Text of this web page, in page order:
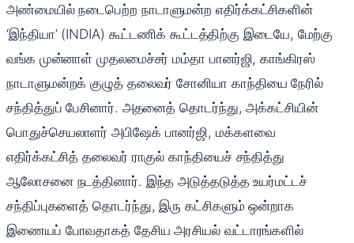
அண்மையில் நடைபெற்ற நாடாளுமன்ற எதிர்க்கட்சிகளின்
‘இந்தியா’ (INDIA) கூட்டணிக் கூட்டத்திற்கு இடையே, மேற்கு
வங்க முன்னாள் முதலமைச்சர் மம்தா பானர்ஜி, காங்கிரஸ்
நாடாளுமன்றக் குழுத் தலைவர் சோனியா காந்தியை நேரில்
சந்தித்துப் பேசினார். அதனைத் தொடர்ந்து, அக்கட்சியின்
பொதுச்செயலாளர் அபிஷேக் பானர்ஜி, மக்களவை
எதிர்க்கட்சித் தலைவர் ராகுல் காந்தியைச் சந்தித்து
ஆலோசனை நடத்தினார். இந்த அடுத்தடுத்த உயர்மட்டச்
சந்திப்புகளைத் தொடர்ந்து, இரு கட்சிகளும் ஒன்றாக
இணையப் போவதாகத் தேசிய அரசியல் வட்டாரங்களில்